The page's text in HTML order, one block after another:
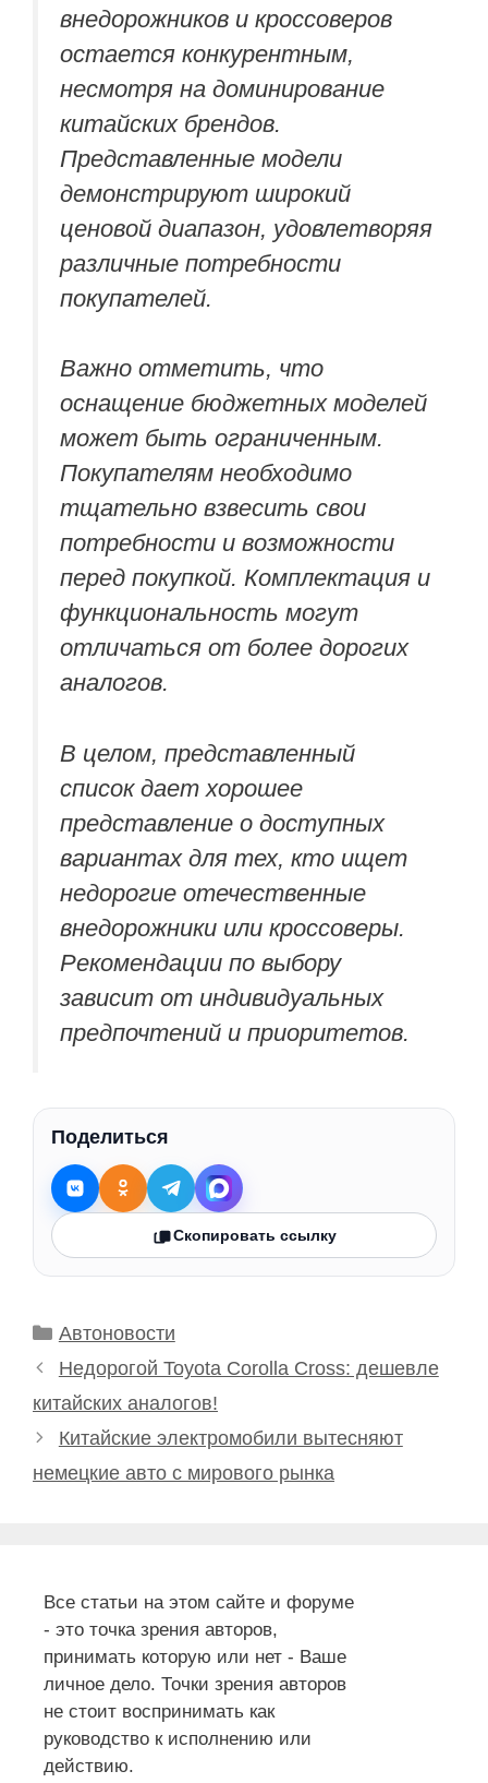
внедорожников и кроссоверов
остается конкурентным,
несмотря на доминирование
китайских брендов.
Представленные модели
демонстрируют широкий
ценовой диапазон, удовлетворяя
различные потребности
покупателей.
Важно отметить, что
оснащение бюджетных моделей
может быть ограниченным.
Покупателям необходимо
тщательно взвесить свои
потребности и возможности
перед покупкой. Комплектация и
функциональность могут
отличаться от более дорогих
аналогов.
В целом, представленный
список дает хорошее
представление о доступных
вариантах для тех, кто ищет
недорогие отечественные
внедорожники или кроссоверы.
Рекомендации по выбору
зависит от индивидуальных
предпочтений и приоритетов.
Поделиться
Скопировать ссылку
Рубрики
Автоновости
Недорогой Toyota Corolla Cross: дешевле
китайских аналогов!
Китайские электромобили вытесняют
немецкие авто с мирового рынка
Все статьи на этом сайте и форуме
- это точка зрения авторов,
принимать которую или нет - Ваше
личное дело. Точки зрения авторов
не стоит воспринимать как
руководство к исполнению или
действию.